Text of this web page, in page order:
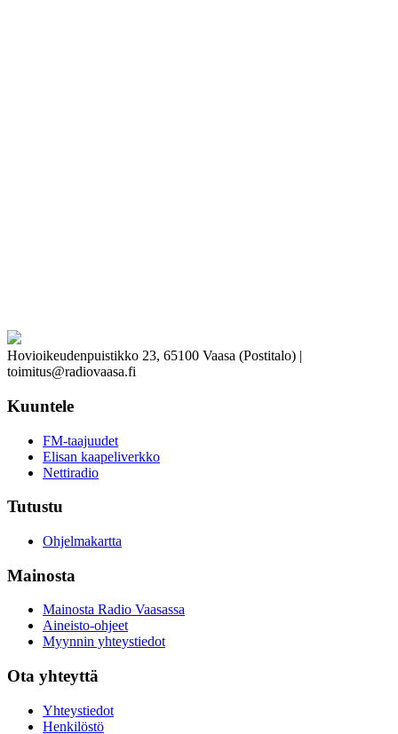
Hovioikeudenpuistikko 23, 65100 Vaasa (Postitalo) |
toimitus@radiovaasa.fi
Kuuntele
FM-taajuudet
Elisan kaapeliverkko
Nettiradio
Tutustu
Ohjelmakartta
Mainosta
Mainosta Radio Vaasassa
Aineisto-ohjeet
Myynnin yhteystiedot
Ota yhteyttä
Yhteystiedot
Henkilöstö